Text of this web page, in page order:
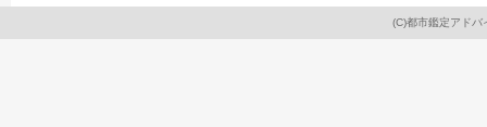
(C)都市鑑定アドバ